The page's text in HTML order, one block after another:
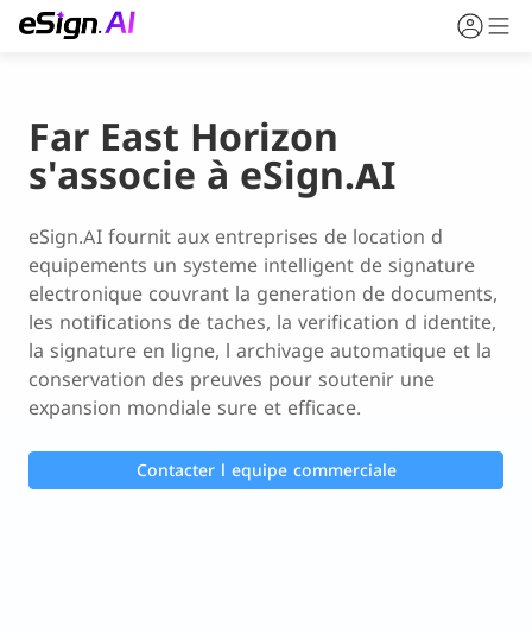
Far East Horizon
s'associe à eSign.AI
eSign.AI fournit aux entreprises de location d
equipements un systeme intelligent de signature
electronique couvrant la generation de documents,
les notifications de taches, la verification d identite,
la signature en ligne, l archivage automatique et la
conservation des preuves pour soutenir une
expansion mondiale sure et efficace.
Contacter l equipe commerciale